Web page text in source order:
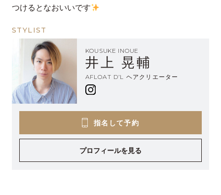
つけるとなおいいです
STYLIST
KOUSUKE INOUE
井上 晃輔
AFLOAT D’L ヘアクリエーター
指名して予約
プロフィールを見る